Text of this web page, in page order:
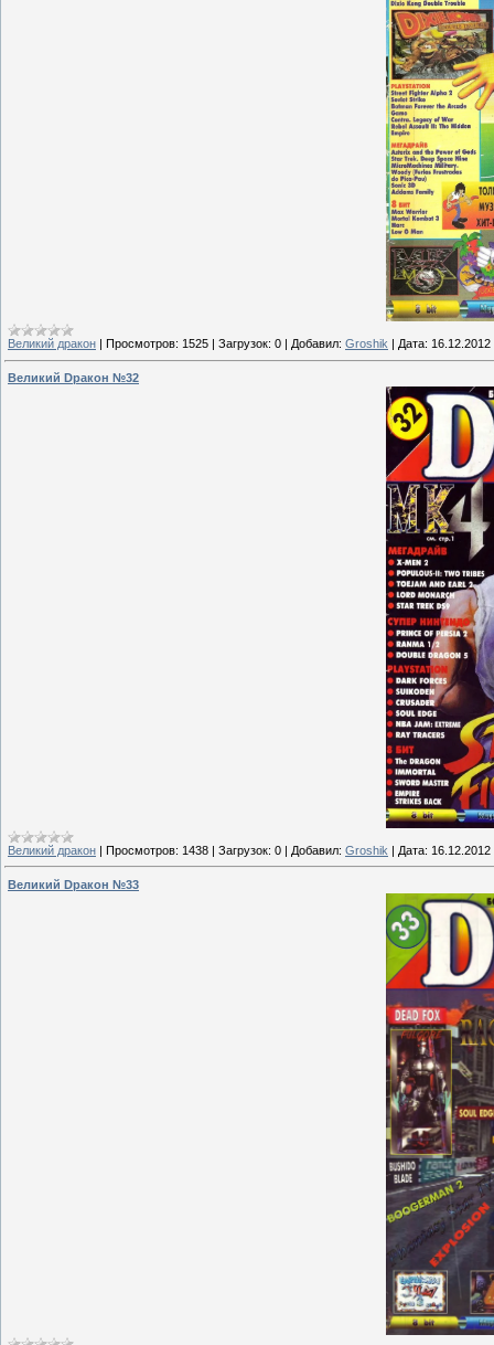
Великий дракон Просмотров: 1525 Загрузок: 0 Добавил: Groshik Дата: 16.12.2012
Великий Dракон №32
Великий дракон | Просмотров: 1438 | Загрузок: 0 | Добавил: Groshik | Дата: 16.12.2012
Великий Dракон №33